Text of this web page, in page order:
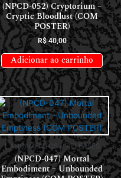
(NPCD-052) Cryptorium –
Cryptic Bloodlust (COM
POSTER)
R$40,00
Adicionar ao carrinho
LANÇAMENTOS // RELEASES
(NPCD-047) Mortal
Embodiment – Unbounded